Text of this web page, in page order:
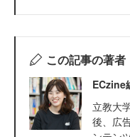
この記事の著者
ECzine
立教大
後、広